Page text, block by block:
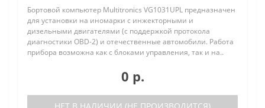
Бортовой компьютер Multitronics VG1031UPL предназначен
для установки на иномарки с инжекторными и
дизельными двигателями (с поддержкой протокола
диагностики OBD-2) и отечественные автомобили. Работа
прибора возможна как с блоками управления, так и на..
0 р.